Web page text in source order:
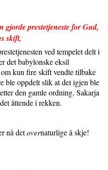
gjorde prestetjeneste for Gud,
skift,
ved tempelet delt i
det babylonske eksil
kun fire skift vendte tilbake
ble oppdelt slik at det igjen ble
den gamle ordning. Sakarja
åttende i rekken.
nå detovernaturlige å skje!